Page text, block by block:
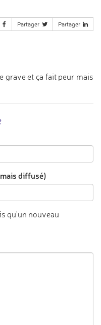
Partager Partager
grave et ça fait peur mais
diffusé)
qu'un nouveau